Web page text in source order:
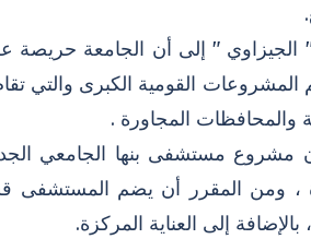
الجيزاوي " إلى أن الجامعة حريصة
المشروعات القومية الكبرى
والمحافظات المجاورة .
، ومن المقرر أن يضم المستشفى
بالإضافة إلى العناية المركزة.